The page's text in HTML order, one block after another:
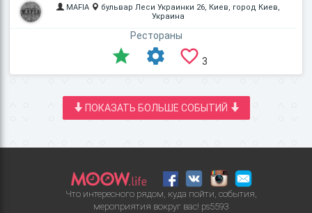
MAFIA
бульвар Леси Украинки 26, Киев, город Киев,
Украина
Рестораны
3
ПОКАЗАТЬ БОЛЬШЕ СОБЫТИЙ
Что интересного рядом, куда пойти, события,
мероприятия вокруг вас! ps5593